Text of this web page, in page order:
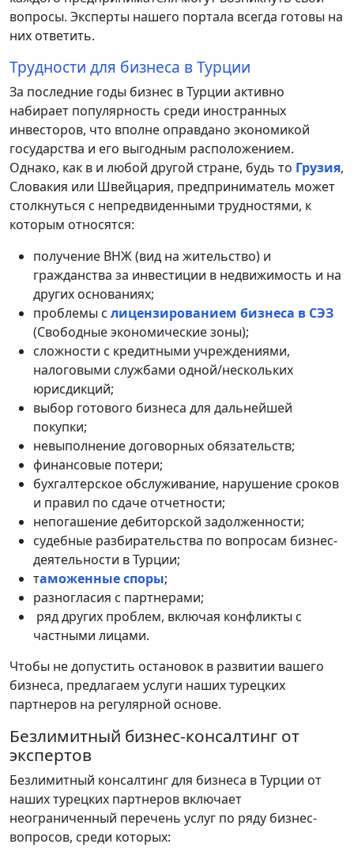
вопросы. Эксперты нашего портала всегда готовы на
них ответить.
Трудности для бизнеса в Турции
За последние годы бизнес в Турции активно
набирает популярность среди иностранных
инвесторов, что вполне оправдано экономикой
государства и его выгодным расположением.
Однако, как в и любой другой стране, будь то Грузия,
Словакия или Швейцария, предприниматель может
столкнуться с непредвиденными трудностями, к
которым относятся:
получение ВНЖ (вид на жительство) и
гражданства за инвестиции в недвижимость и на
других основаниях;
проблемы с лицензированием бизнеса в СЭЗ
(Свободные экономические зоны);
сложности с кредитными учреждениями,
налоговыми службами одной/нескольких
юрисдикций;
выбор готового бизнеса для дальнейшей
покупки;
невыполнение договорных обязательств;
финансовые потери;
бухгалтерское обслуживание, нарушение сроков
и правил по сдаче отчетности;
непогашение дебиторской задолженности;
судебные разбирательства по вопросам бизнес-
деятельности в Турции;
таможенные споры;
разногласия с партнерами;
ряд других проблем, включая конфликты с
частными лицами.
Чтобы не допустить остановок в развитии вашего
бизнеса, предлагаем услуги наших турецких
партнеров на регулярной основе.
Безлимитный бизнес-консалтинг от
экспертов
Безлимитный консалтинг для бизнеса в Турции от
наших турецких партнеров включает
неограниченный перечень услуг по ряду бизнес-
вопросов, среди которых: